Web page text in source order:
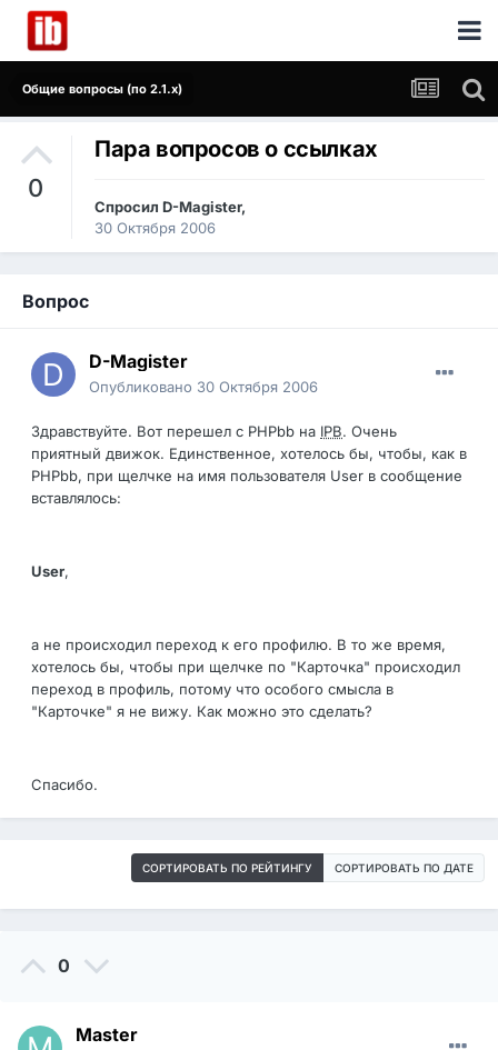
Общие вопросы (по 2.1.x)
0
Пара вопросов о ссылках
Спросил D-Magister,
30 Октября 2006
Вопрос
D-Magister
Опубликовано 30 Октября 2006
Здравствуйте. Вот перешел с PHPbb на IPB. Очень
приятный движок. Единственное, хотелось бы, чтобы, как в
PHPbb, при щелчке на имя пользователя User в сообщение
вставлялось:
User,
а не происходил переход к его профилю. В то же время,
хотелось бы, чтобы при щелчке по "Карточка" происходил
переход в профиль, потому что особого смысла в
"Карточке" я не вижу. Как можно это сделать?
Спасибо.
СОРТИРОВАТЬ ПО РЕЙТИНГУ СОРТИРОВАТЬ ПО ДАТЕ
0
Master